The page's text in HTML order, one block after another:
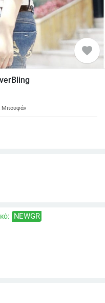
favorite
Μπουφάν
NEWGR